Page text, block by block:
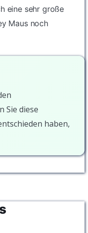
eine sehr große
Maus noch
Sie diese
haben,